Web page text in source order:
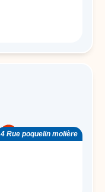
4 Rue poquelin molière